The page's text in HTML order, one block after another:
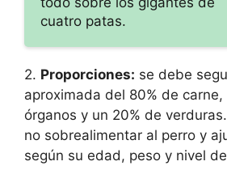
cuatro patas.
2. Proporciones: se debe
aproximada del 80% de carne,
órganos y un 20% de
no sobrealimentar al perro y
según su edad, peso y nivel